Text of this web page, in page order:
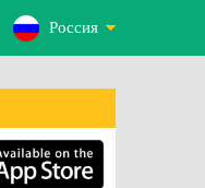
Россия